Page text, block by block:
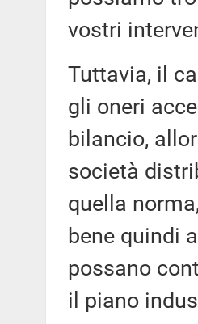
vostri
Tuttavia, il
gli oneri
bilancio,
società
quella
bene quindi
possano
il piano